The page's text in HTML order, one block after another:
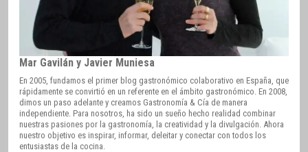
Mar Gavilán y Javier Muniesa
En 2005, fundamos el primer blog gastronómico colaborativo en España, que
rápidamente se convirtió en un referente en el ámbito gastronómico. En 2008,
dimos un paso adelante y creamos Gastronomía & Cía de manera
independiente. Para nosotros, ha sido un sueño hecho realidad combinar
nuestras pasiones por la gastronomía, la creatividad y la divulgación. Ahora
nuestro objetivo es inspirar, informar, deleitar y conectar con todos los
entusiastas de la cocina.